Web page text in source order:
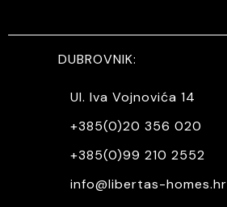
DUBROVNIK:
Ul. Iva Vojnovića 14
+385(0)20 356 020
+385(0)99 210 2552
info@libertas-homes.hr